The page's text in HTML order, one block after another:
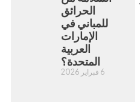
الحرائق
للمباني في
الإمارات
العربية
المتحدة؟